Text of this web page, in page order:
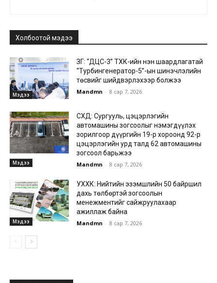
Холбоотой мэдээ
Мэдээ
ЗГ: “ДЦС-3” ТӨХК-ийн нэн шаардлагатай
“Турбингенератор-5”-ын шинэчлэлийн
төсвийг шийдвэрлэхээр болжээ
Mandmn - 8 сар 7, 2026
Мэдээ
СХД: Сургууль, цэцэрлэгийн
автомашины зогсоолыг нэмэгдүүлэх
зорилгоор дүүргийн 19-р хороонд 92-р
цэцэрлэгийн урд талд 62 автомашины
зогсоол барьжээ
Mandmn - 8 сар 7, 2026
Мэдээ
УХХК: Нийтийн эзэмшлийн 50 байршил
дахь төлбөртэй зогсоолын
менежментийг сайжруулахаар
ажиллаж байна
Mandmn - 8 сар 7, 2026